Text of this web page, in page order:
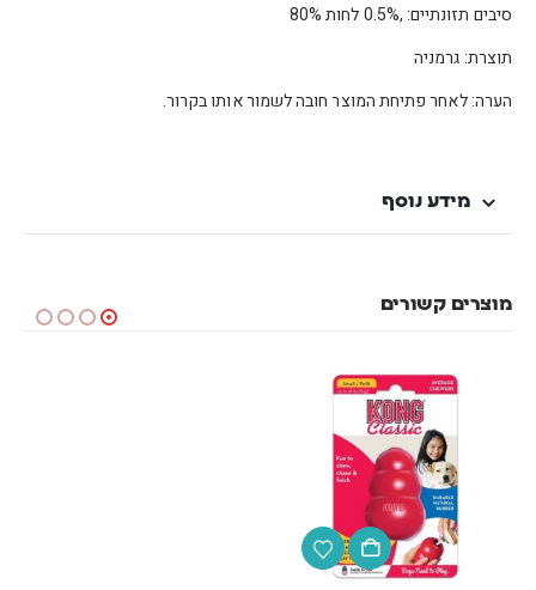
סיבים תזונתיים: ,0.5% לחות 80%
תוצרת: גרמניה
הערה: לאחר פתיחת המוצר חובה לשמור אותו בקרור.
מידע נוסף
מוצרים קשורים